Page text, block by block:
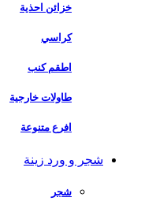
خزائن احذية
كراسي
اطقم كنب
طاولات خارجية
افرع متنوعة
شجر و ورد زينة
شجر